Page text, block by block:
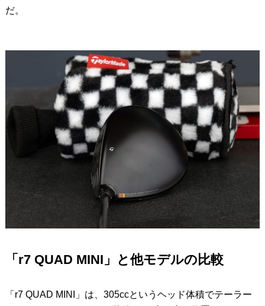
だ。
「r7 QUAD MINI」と他モデルの比較
「r7 QUAD MINI」は、305ccというヘッド体積でテーラー